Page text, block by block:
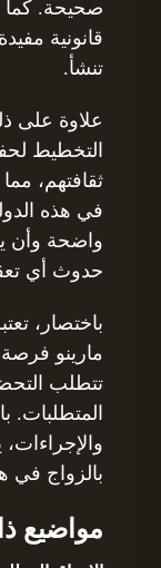
صحيحة. كما
قانونية
تنشأ.
علاوة على
التخطيط
ثقافتهم،
في هذه
واضحة وأن
حدوث أي
باختصار،
مارينو فرصة
تتطلب
المتطلبات.
بالزواج في
مواضيع